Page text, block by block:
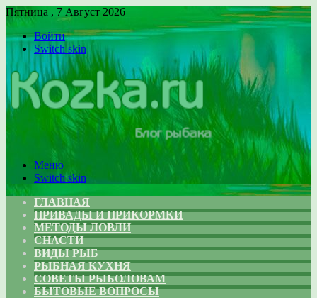
Пятница , 7 Август 2026
Войти
Switch skin
Меню
Switch skin
ГЛАВНАЯ
ПРИВАДЫ И ПРИКОРМКИ
МЕТОДЫ ЛОВЛИ
СНАСТИ
ВИДЫ РЫБ
РЫБНАЯ КУХНЯ
СОВЕТЫ РЫБОЛОВАМ
БЫТОВЫЕ ВОПРОСЫ